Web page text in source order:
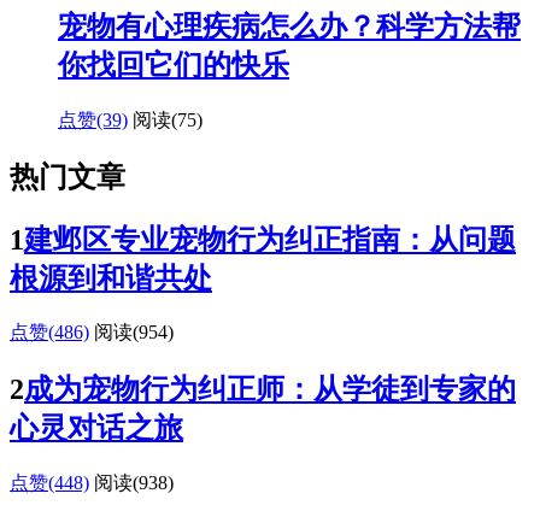
宠物有心理疾病怎么办？科学方法帮
你找回它们的快乐
点赞(39) 阅读(75)
热门文章
1建邺区专业宠物行为纠正指南：从问题
根源到和谐共处
点赞(486) 阅读(954)
2成为宠物行为纠正师：从学徒到专家的
心灵对话之旅
点赞(448) 阅读(938)